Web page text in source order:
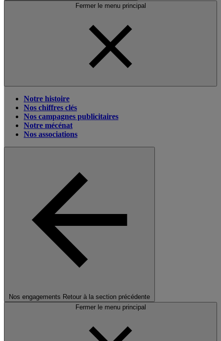
Fermer le menu principal
Notre histoire
Nos chiffres clés
Nos campagnes publicitaires
Notre mécénat
Nos associations
Nos engagements Retour à la section précédente
Fermer le menu principal